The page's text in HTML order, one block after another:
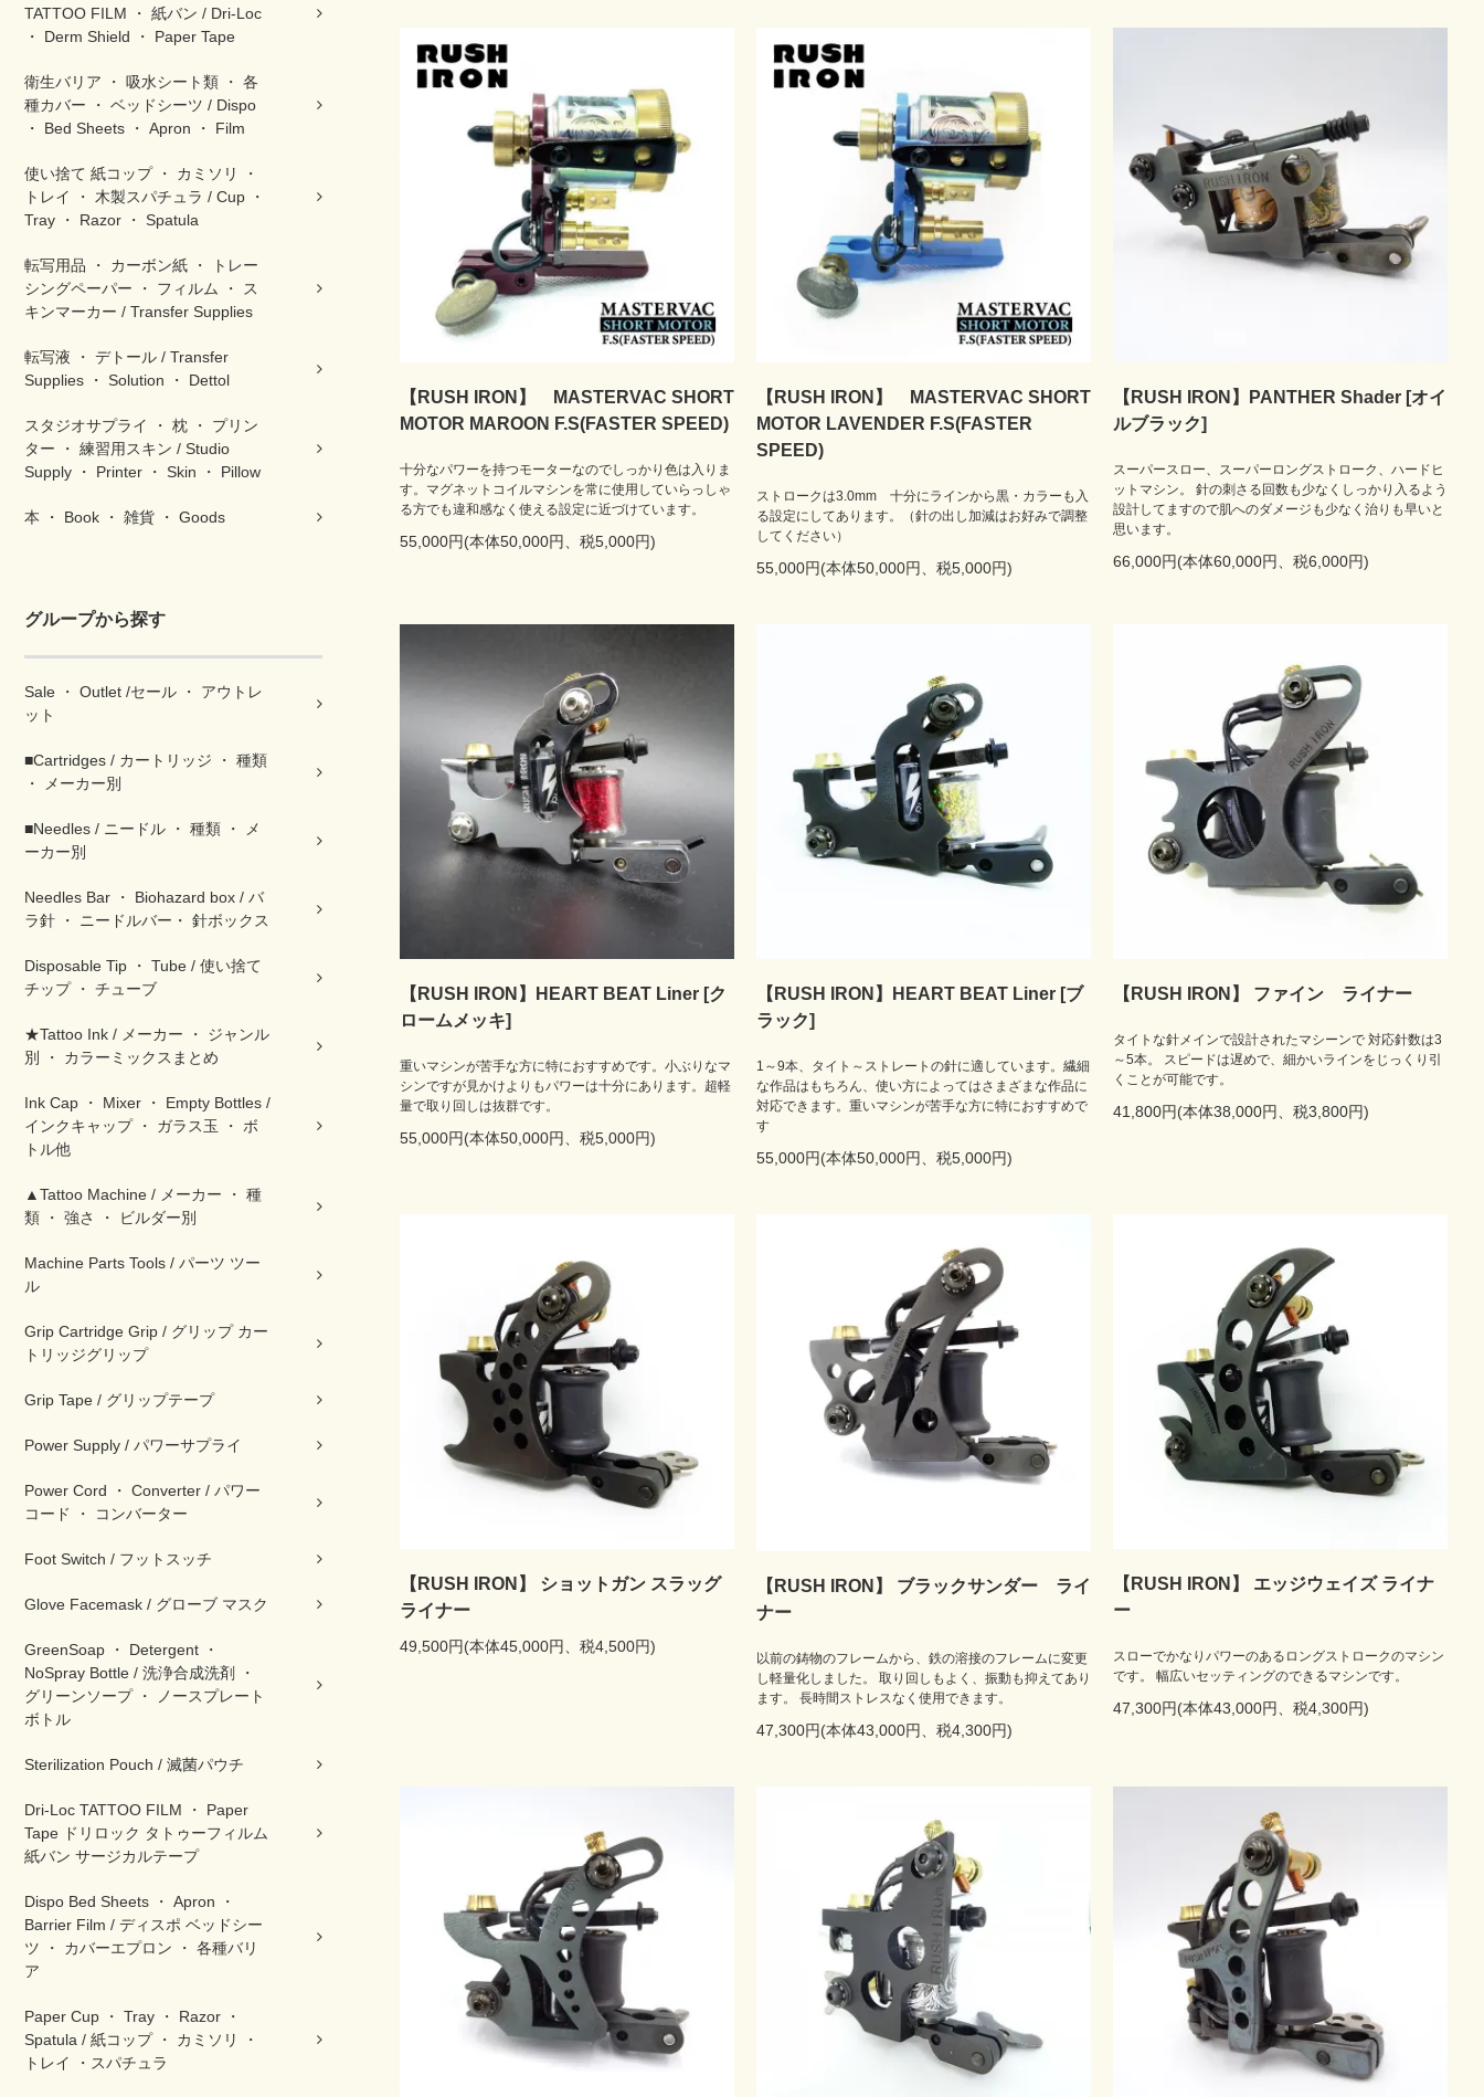
TATTOO FILM ・ 紙バン / Dri-Loc
・ Derm Shield ・ Paper Tape
衛生バリア ・ 吸水シート類 ・ 各
種カバー ・ ベッドシーツ / Dispo
・ Bed Sheets ・ Apron ・ Film
使い捨て 紙コップ ・ カミソリ ・
トレイ ・ 木製スパチュラ / Cup ・
Tray ・ Razor ・ Spatula
転写用品 ・ カーボン紙 ・ トレー
シングペーパー ・ フィルム ・ ス
キンマーカー / Transfer Supplies
転写液 ・ デトール / Transfer
Supplies ・ Solution ・ Dettol
スタジオサプライ ・ 枕 ・ プリン
ター ・ 練習用スキン / Studio
Supply ・ Printer ・ Skin ・ Pillow
本 ・ Book ・ 雑貨 ・ Goods
グループから探す
Sale ・ Outlet /セール ・ アウトレ
ット
■Cartridges / カートリッジ ・ 種類
・ メーカー別
■Needles / ニードル ・ 種類 ・ メ
ーカー別
Needles Bar ・ Biohazard box / バ
ラ針 ・ ニードルバー・ 針ボックス
Disposable Tip ・ Tube / 使い捨て
チップ ・ チューブ
★Tattoo Ink / メーカー ・ ジャンル
別 ・ カラーミックスまとめ
Ink Cap ・ Mixer ・ Empty Bottles /
インクキャップ ・ ガラス玉 ・ ボ
トル他
▲Tattoo Machine / メーカー ・ 種
類 ・ 強さ ・ ビルダー別
Machine Parts Tools / パーツ ツー
ル
Grip Cartridge Grip / グリップ カー
トリッジグリップ
Grip Tape / グリップテープ
Power Supply / パワーサプライ
Power Cord ・ Converter / パワー
コード ・ コンバーター
Foot Switch / フットスッチ
Glove Facemask / グローブ マスク
GreenSoap ・ Detergent ・
NoSpray Bottle / 洗浄合成洗剤 ・
グリーンソープ ・ ノースプレート
ボトル
Sterilization Pouch / 滅菌パウチ
Dri-Loc TATTOO FILM ・ Paper
Tape ドリロック タトゥーフィルム
紙バン サージカルテープ
Dispo Bed Sheets ・ Apron ・
Barrier Film / ディスポ ベッドシー
ツ ・ カバーエプロン ・ 各種バリ
ア
Paper Cup ・ Tray ・ Razor ・
Spatula / 紙コップ ・ カミソリ ・
トレイ ・スパチュラ
【RUSH IRON】 MASTERVAC SHORT
MOTOR MAROON F.S(FASTER SPEED)
十分なパワーを持つモーターなのでしっかり色は入りま
す。マグネットコイルマシンを常に使用していらっしゃ
る方でも違和感なく使える設定に近づけています。
55,000円(本体50,000円、税5,000円)
【RUSH IRON】 MASTERVAC SHORT
MOTOR LAVENDER F.S(FASTER
SPEED)
ストロークは3.0mm 十分にラインから黒・カラーも入
る設定にしてあります。（針の出し加減はお好みで調整
してください）
55,000円(本体50,000円、税5,000円)
【RUSH IRON】PANTHER Shader [オイ
ルブラック]
スーパースロー、スーパーロングストローク、ハードヒ
ットマシン。 針の刺さる回数も少なくしっかり入るよう
設計してますので肌へのダメージも少なく治りも早いと
思います。
66,000円(本体60,000円、税6,000円)
【RUSH IRON】HEART BEAT Liner [ク
ロームメッキ]
重いマシンが苦手な方に特におすすめです。小ぶりなマ
シンですが見かけよりもパワーは十分にあります。超軽
量で取り回しは抜群です。
55,000円(本体50,000円、税5,000円)
【RUSH IRON】HEART BEAT Liner [ブ
ラック]
1～9本、タイト～ストレートの針に適しています。繊細
な作品はもちろん、使い方によってはさまざまな作品に
対応できます。重いマシンが苦手な方に特におすすめで
す
55,000円(本体50,000円、税5,000円)
【RUSH IRON】 ファイン ライナー
タイトな針メインで設計されたマシーンで 対応針数は3
～5本。 スピードは遅めで、細かいラインをじっくり引
くことが可能です。
41,800円(本体38,000円、税3,800円)
【RUSH IRON】 ショットガン スラッグ
ライナー
49,500円(本体45,000円、税4,500円)
【RUSH IRON】 ブラックサンダー ライ
ナー
以前の鋳物のフレームから、鉄の溶接のフレームに変更
し軽量化しました。 取り回しもよく、振動も抑えてあり
ます。 長時間ストレスなく使用できます。
47,300円(本体43,000円、税4,300円)
【RUSH IRON】 エッジウェイズ ライナ
ー
スローでかなりパワーのあるロングストロークのマシン
です。 幅広いセッティングのできるマシンです。
47,300円(本体43,000円、税4,300円)